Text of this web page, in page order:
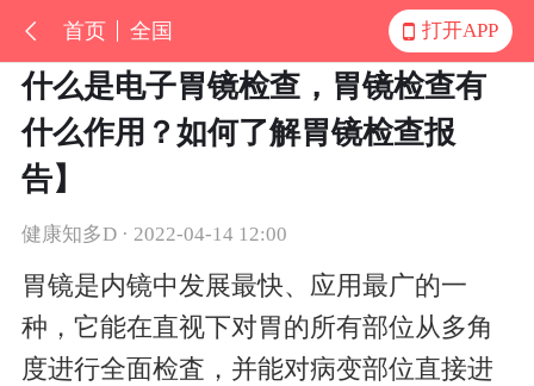
首页 全国 打开APP
什么是电子胃镜检查，胃镜检查有
什么作用？如何了解胃镜检查报
告】
健康知多D · 2022-04-14 12:00
胃镜是内镜中发展最快、应用最广的一
种，它能在直视下对胃的所有部位从多角
度进行全面检査，并能对病变部位直接进